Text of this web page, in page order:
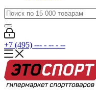
+7 (495) --- - -- - --